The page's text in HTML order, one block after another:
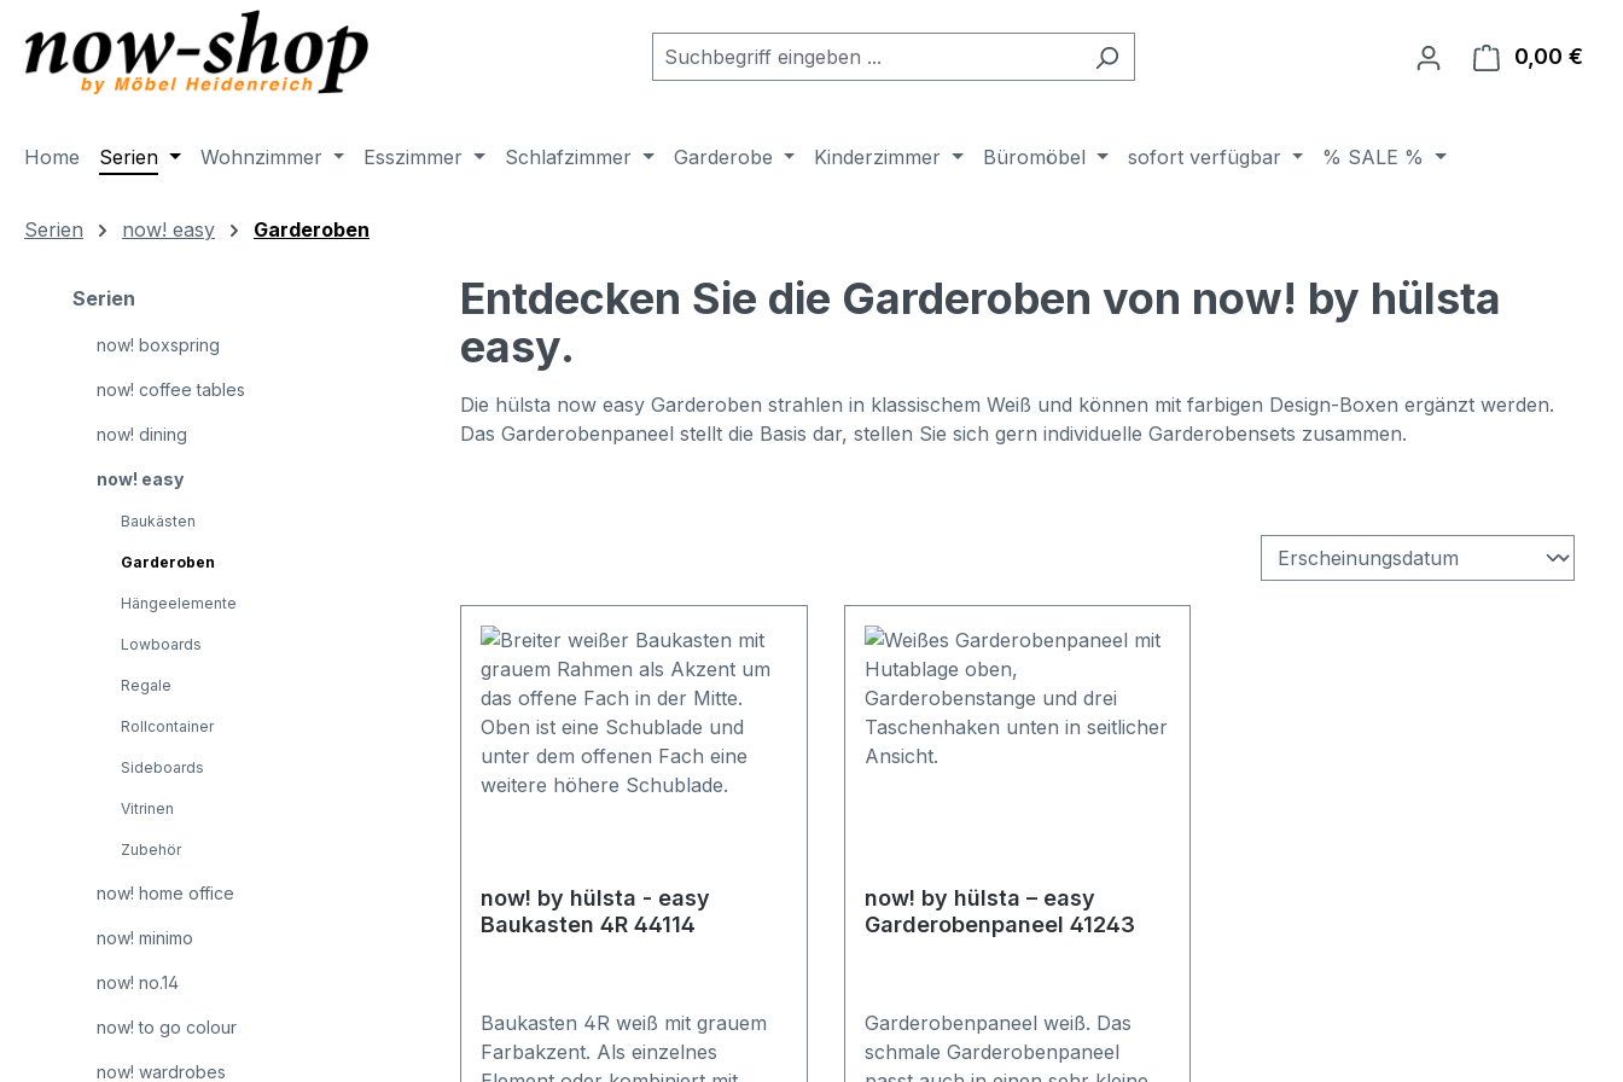
Hauptinhalt springen
Zur Suche springen
Zur Hauptnavigation springen
0,00 €
Home Serien Wohnzimmer Esszimmer Schlafzimmer Garderobe Kinderzimmer Büromöbel sofort verfügbar % SALE %
Serien now! easy Garderoben
Serien
now! boxspring
now! coffee tables
now! dining
now! easy
Baukästen
Garderoben
Hängeelemente
Lowboards
Regale
Rollcontainer
Sideboards
Vitrinen
Zubehör
now! home office
now! minimo
now! no.14
now! to go colour
now! wardrobes
Entdecken Sie die Garderoben von now! by hülsta
easy.
Die hülsta now easy Garderoben strahlen in klassischem Weiß und können mit farbigen Design-Boxen ergänzt werden.
Das Garderobenpaneel stellt die Basis dar, stellen Sie sich gern individuelle Garderobensets zusammen.
now! by hülsta - easy
Baukasten 4R 44114
Baukasten 4R weiß mit grauem
Farbakzent. Als einzelnes
now! by hülsta – easy
Garderobenpaneel 41243
Garderobenpaneel weiß. Das
schmale Garderobenpaneel